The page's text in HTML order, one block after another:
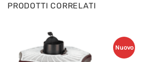
PRODOTTI CORRELATI
Nuovo